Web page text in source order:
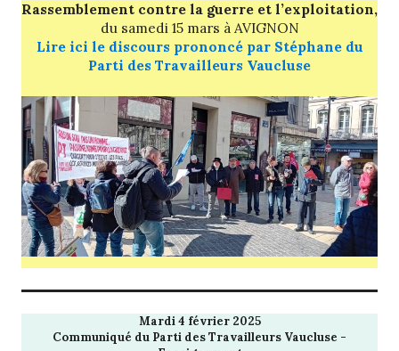
Rassemblement contre la guerre et l’exploitation,
du samedi 15 mars à AVIGNON
Lire ici le discours prononcé par Stéphane du
Parti des Travailleurs Vaucluse
Mardi 4 février 2025
Communiqué du Parti des Travailleurs Vaucluse -